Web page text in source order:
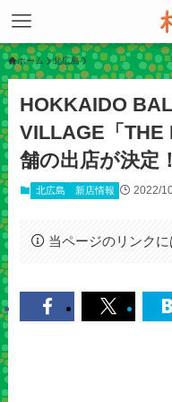
ホーム 北広島
HOKKAIDO
VILLAGE「THE
舗の出店が決定！
北広島 新店情報 2022/
当ページのリンクに